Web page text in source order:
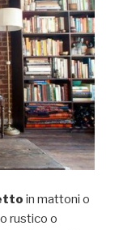
in mattoni o
rustico o